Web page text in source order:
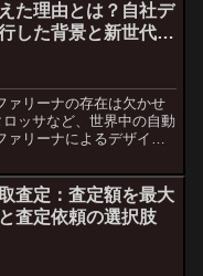
た理由とは？自社デ
した背景と新世代デ
ァリーナの存在は欠かせ
ッサなど、世界中の自動
リーナによるデザイン
査定：査定額を最大
査定依頼の選択肢